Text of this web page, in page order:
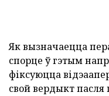
Як вызначаецца
спорце ў гэтым
фіксуюцца
свой вердыкт пасля